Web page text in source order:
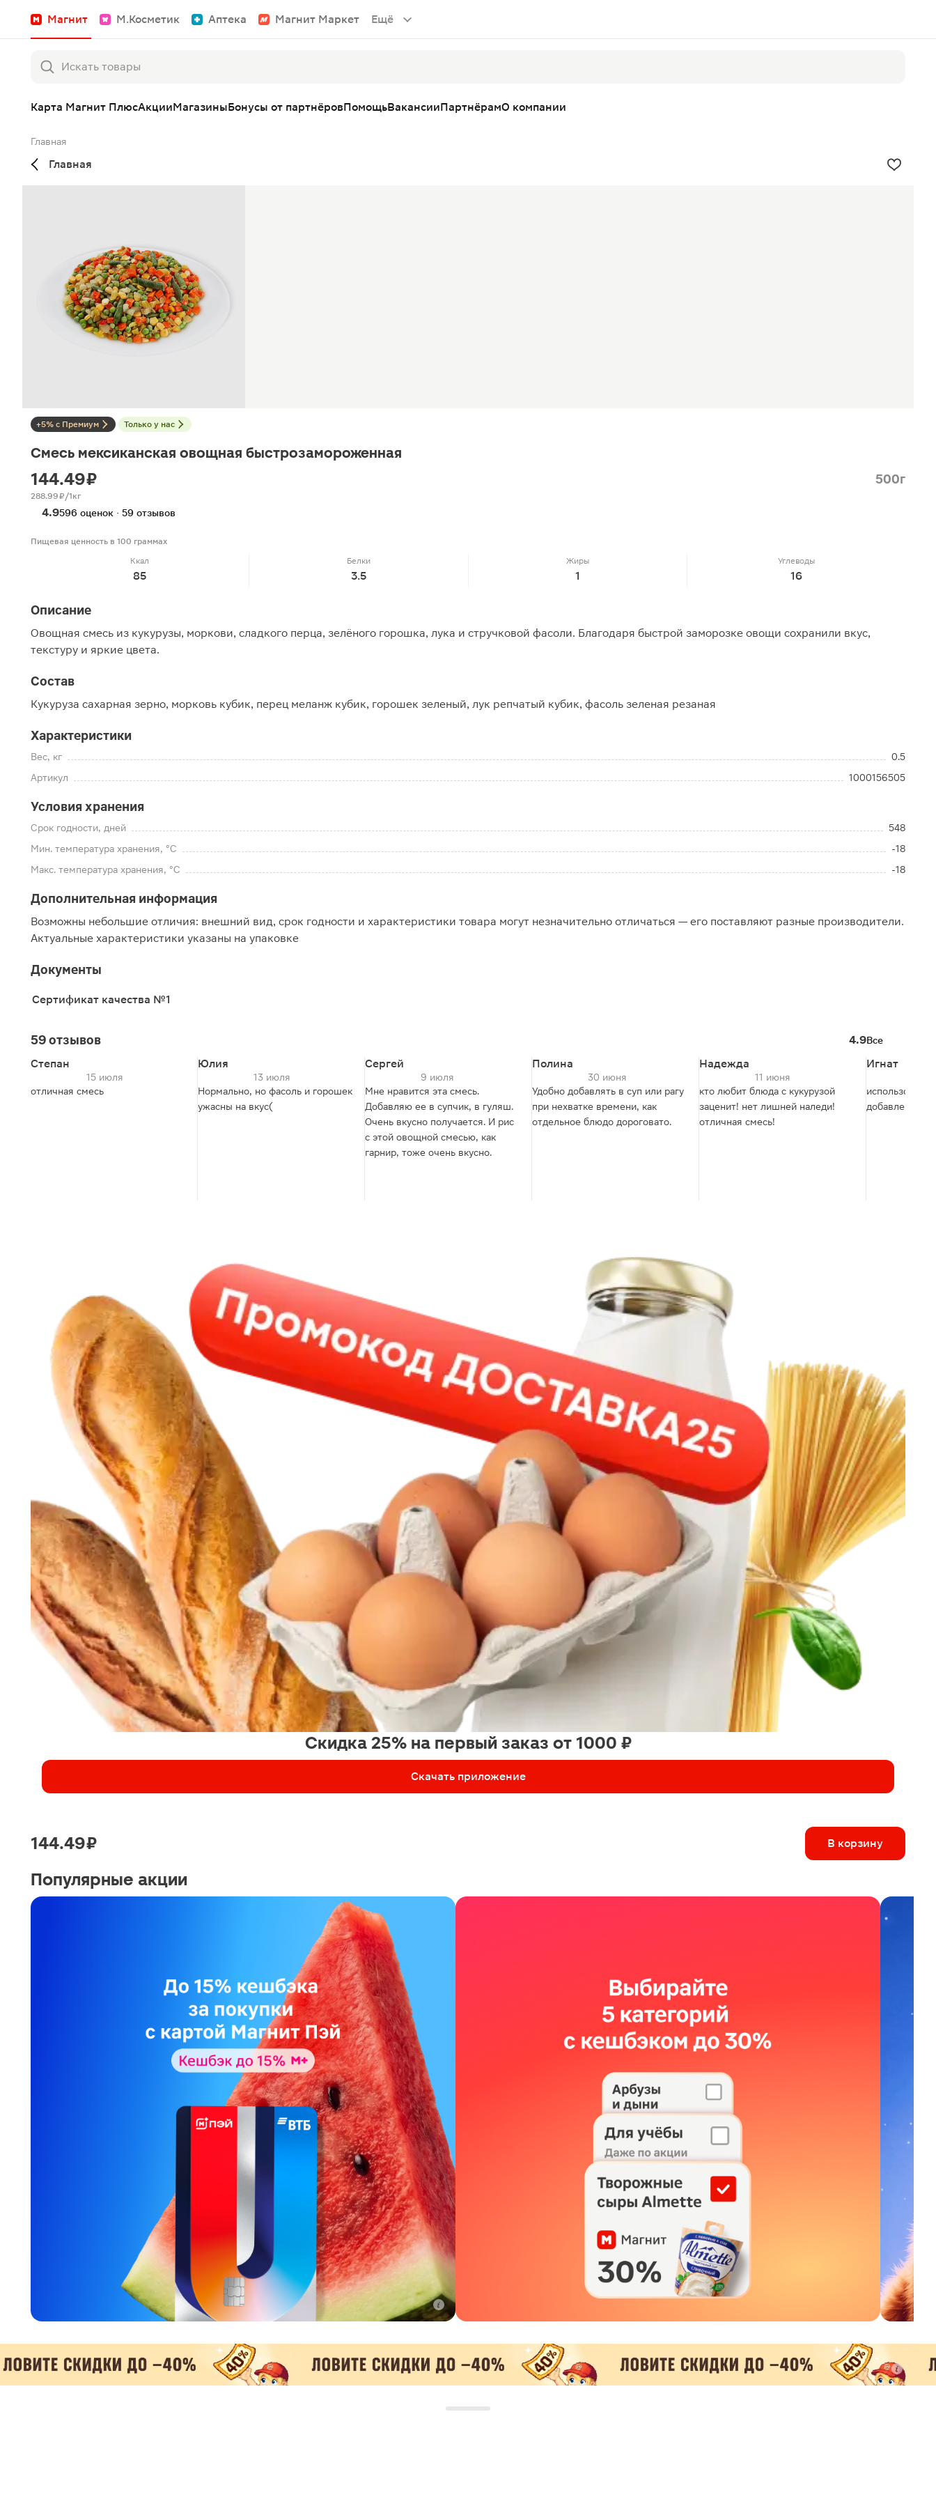
Магнит М.Косметик Аптека Магнит Маркет Ещё
Карта Магнит ПлюсАкцииМагазиныБонусы от партнёровПомощьВакансииПартнёрамО компании
Главная
Главная
+5% с Премиум Только у нас
Смесь мексиканская овощная быстрозамороженная
144.49 ₽ 500г
288.99 ₽/1кг
4.9596 оценок · 59 отзывов
Пищевая ценность в 100 граммах
Ккал
85
Белки
3.5
Жиры
1
Углеводы
16
Описание
Овощная смесь из кукурузы, моркови, сладкого перца, зелёного горошка, лука и стручковой фасоли. Благодаря быстрой заморозке овощи сохранили вкус,
текстуру и яркие цвета.
Состав
Кукуруза сахарная зерно, морковь кубик, перец меланж кубик, горошек зеленый, лук репчатый кубик, фасоль зеленая резаная
Характеристики
Вес, кг
0.5
Артикул
1000156505
Условия хранения
Срок годности, дней
548
Мин. температура хранения, °C
-18
Макс. температура хранения, °C
-18
Дополнительная информация
Возможны небольшие отличия: внешний вид, срок годности и характеристики товара могут незначительно отличаться — его поставляют разные производители.
Актуальные характеристики указаны на упаковке
Документы
Сертификат качества №1
59 отзывов 4.9Все
Степан
15 июля
отличная смесь
Юлия
13 июля
Нормально, но фасоль и горошек
ужасны на вкус(
Сергей
9 июля
Мне нравится эта смесь.
Добавляю ее в супчик, в гуляш.
Очень вкусно получается. И рис
с этой овощной смесью, как
гарнир, тоже очень вкусно.
Полина
30 июня
Удобно добавлять в суп или рагу
при нехватке времени, как
отдельное блюдо дороговато.
Надежда
11 июня
кто любит блюда с кукурузой
заценит! нет лишней наледи!
отличная смесь!
Игнат
использовать
добавления в
Скидка 25% на первый заказ от 1000 ₽
Скачать приложение
144.49 ₽ В корзину
Популярные акции